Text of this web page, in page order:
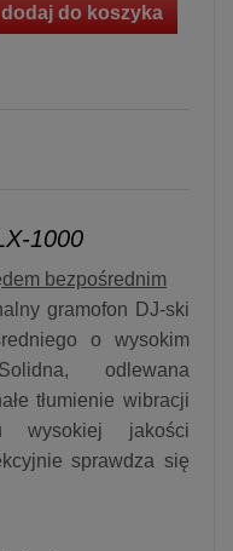
dodaj do koszyka
1000
bezpośrednim
gramofon DJ-ski
o wysokim
odlewana
tłumienie wibracji
wysokiej jakości
sprawdza się